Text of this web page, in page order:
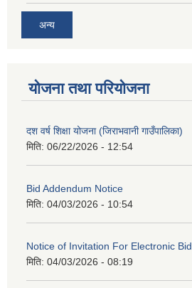
अन्य
योजना तथा परियोजना
दश वर्ष शिक्षा योजना (जिराभवानी गाउँपालिका)
मिति: 06/22/2026 - 12:54
Bid Addendum Notice
मिति: 04/03/2026 - 10:54
Notice of Invitation For Electronic Bid
मिति: 04/03/2026 - 08:19